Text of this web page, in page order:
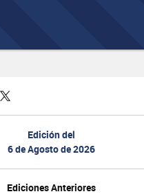
Edición del
6 de Agosto de 2026
Ediciones Anteriores